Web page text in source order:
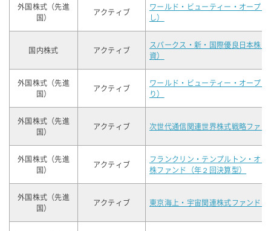
外国株式（先進
国）
アクティブ
ワールド・ビューティー・オープン
し）
国内株式 アクティブ
スパークス・新・国際優良日本株
資）
外国株式（先進
国）
アクティブ
ワールド・ビューティー・オープン
り）
外国株式（先進
国）
アクティブ 次世代通信関連世界株式戦略ファ
外国株式（先進
国）
アクティブ
フランクリン・テンプルトン・オ
株ファンド（年２回決算型）
外国株式（先進
国）
アクティブ 東京海上・宇宙関連株式ファンド（